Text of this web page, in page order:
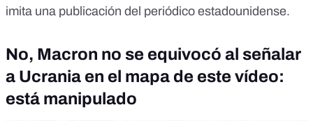
imita una publicación del periódico estadounidense.
No, Macron no se equivocó al señalar
a Ucrania en el mapa de este vídeo:
está manipulado